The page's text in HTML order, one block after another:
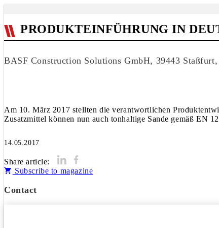
PRODUKTEINFÜHRUNG IN
BASF Construction Solutions GmbH, 39443
Am 10. März 2017 stellten die verantwortlichen
Zusatzmittel können nun auch tonhaltige Sande gemäß EN
14.05.2017
Share article:
Subscribe to magazine
Contact